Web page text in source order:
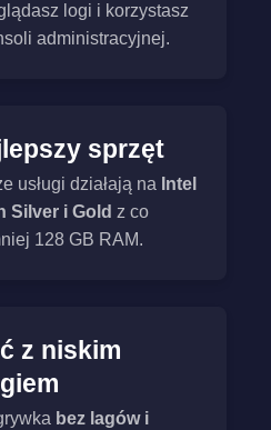
logi i korzystasz
administracyjnej.
sprzęt
usługi działają na Intel
Silver i Gold z co
128 GB RAM.
z niskim
bez lagów i